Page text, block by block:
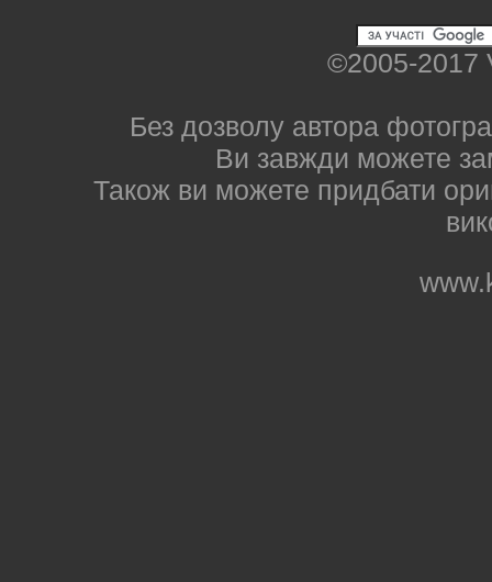
©2005-2017
Без дозволу автора
Ви завжди можете
Також ви можете придбати